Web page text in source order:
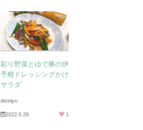
彩り野菜とゆで豚の伊
予柑ドレッシングかけ
サラダ
demiyo
2022.6.29 1